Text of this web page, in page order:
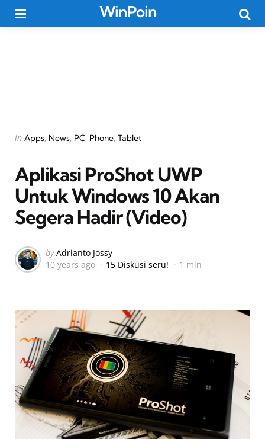
WinPoin
Categories
Posted
in Apps News PC Phone Tablet
Aplikasi ProShot UWP
Untuk Windows 10 Akan
Segera Hadir (Video)
Posted
by
by Adrianto Jossy
10 years ago
15 Diskusi seru! 1 min